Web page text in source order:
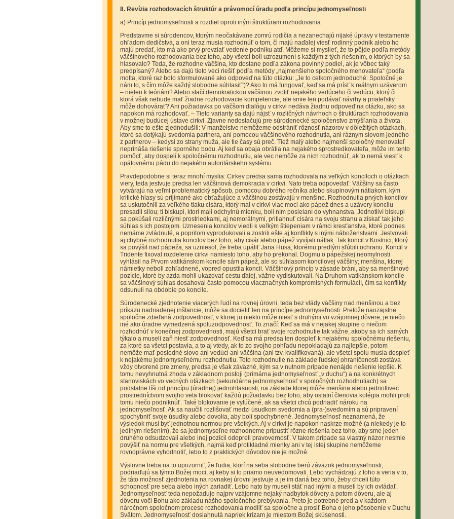
8. Revízia rozhodovacích štruktúr a právomocí úradu podľa princípu jednomyseľnosti
a) Princíp jednomyseľnosti a rozdiel oproti iným štruktúram rozhodovania
Predstavme si súrodencov, ktorým neočakávane zomrú rodičia a nezanechajú nijaké úpravy v testamente
ohľadom dedičstva, a oni teraz musia rozhodnúť o tom, či majú naďalej viesť rodinný podnik alebo ho
majú predať, kto má ako prvý prevziať vedenie podniku atď. Môžeme si myslieť, že to pôjde podľa metódy
väčšinového rozhodovania bez toho, aby všetci boli uzrozumení s každým z tých riešením, o ktorých by sa
hlasovalo? Teda, že rozhodne väčšina, kto dostane podľa zákona povinný podiel, ak je vôbec taký
predpísaný? Alebo sa dajú tieto veci riešiť podľa metódy „najmenšieho spoločného menovateľa“ (podľa
motta, ktoré raz bolo sformulované ako odpoveď na túto otázku: „Je to celkom jednoduché: Spoločné je
nám to, s čím môže každý slobodne súhlasiť“)? Ako to má fungovať, keď sa má prísť k reálnym uzáverom
– nielen k teóriám? Alebo stačí demokratickou väčšinou zvoliť nejakého vedúceho či vedúcu, ktorý či
ktorá však nebude mať žiadne rozhodovacie kompetencie, ale smie len podávať návrhy a priateľsky
môže dohovárať? Ani požiadavka po väčšom dialógu v cirkvi nedáva žiadnu odpoveď na otázku, ako sa
napokon má rozhodovať. – Tieto varianty sa dajú nájsť v rozličných návrhoch o štruktúrach rozhodovania
v možnej budúcej ústave cirkvi. Zjavne nedostačujú pre súrodenecké spoločenstvo zmýšľania a života.
Aby sme to ešte zjednodušili: V manželstve nemôžeme odstrániť rôznosť názorov v dôležitých otázkach,
ktoré sa dotýkajú svedomia partnera, ani pomocou väčšinového rozhodnutia, ani ráznym slovom jedného
z partnerov – kedysi zo strany muža, ale tie časy sú preč. Tiež malý alebo najmenší spoločný menovateľ
neprináša riešenie sporného bodu. Aj keď sa obaja obrátia na nejakého sprostredkovateľa, môže im tento
pomôcť, aby dospelí k spoločnému rozhodnutiu, ale vec nemôže za nich rozhodnúť, ak to nemá viesť k
opätovnému pádu do nejakého autoritárskeho systému.
Pravdepodobne si teraz mnohí myslia: Cirkev predsa sama rozhodovala na veľkých konciloch o otázkach
viery, teda jestvuje predsa len väčšinová demokracia v cirkvi. Nato treba odpovedať: Väčšiny sa často
vytvárajú na veľmi problematický spôsob, pomocou dobrého rečníka alebo skupinovým nátlakom, kým
kritické hlasy sú prijímané ako obťažujúce a väčšinou zostávajú v menšine. Rozhodnutia prvých koncilov
sa uskutočnili za veľkého tlaku cisára, ktorý mal v cirkvi viac moci ako pápež dnes a uzávery koncilu
presadil silou; tí biskupi, ktorí mali odchylnú mienku, boli ním posielaní do vyhnanstva. Jednotliví biskupi
sa pokúšali rozličnými prostriedkami, aj nemorálnymi, pritiahnuť cisára na svoju stranu a získať tak jeho
súhlas s ich postojom. Uznesenia koncilov viedli k veľkým štiepeniam v rámci kresťanstva, ktoré podnes
nemáme zvládnuté, a popritom vyprodukovali a zostrili ešte aj konflikty s inými náboženstvami. Jestvovali
aj chybné rozhodnutia koncilov bez toho, aby cisár alebo pápež vyvíjali nátlak. Tak koncil v Kostnici, ktorý
sa povýšil nad pápeža, sa uzniesol, že treba upáliť Jana Husa, ktorému predtým sľúbili ochranu. Koncil v
Tridente fixoval rozdelenie cirkvi namiesto toho, aby ho prekonal. Dogmu o pápežskej neomylnosti
vyhlásil na Prvom vatikánskom koncile sám pápež, ale so súhlasom koncilovej väčšiny; menšina, ktorej
námietky neboli zohľadnené, vopred opustila koncil. Väčšinový princíp v zásade bráni, aby sa menšinové
pozície, ktoré by azda mohli ukazovať cestu ďalej, vážne vydiskutovali. Na Druhom vatikánskom koncile
sa väčšinový súhlas dosahoval často pomocou viacznačných kompromisných formulácií, čím sa konflikty
odsunuli na obdobie po koncile.
Súrodenecké zjednotenie viacerých ľudí na rovnej úrovni, teda bez vlády väčšiny nad menšinou a bez
príkazu nadriadenej inštancie, môže sa docieliť len na princípe jednomyseľnosti. Pretože naozajstne
spoločne zdieľaná zodpovednosť, v ktorej ju niekto môže niesť s druhými vo vzájomnej dôvere, je niečo
iné ako úradne vymedzená spoluzodpovednosť. To značí: Keď sa má v nejakej skupine o niečom
rozhodnúť v konečnej zodpovednosti, majú všetci brať svoje rozhodnutie tak vážne, akoby sa ich samých
týkalo a museli zaň niesť zodpovednosť. Keď sa má predsa len dospieť k nejakému spoločnému riešeniu,
za ktoré sa všetci postavia, a to aj vtedy, ak to zo svojho pohľadu nepokladajú za najlepšie, potom
nemôže mať posledné slovo ani vedúci ani väčšina (ani tzv. kvalifikovaná), ale všetci spolu musia dospieť
k nejakému jednomyseľnému rozhodnutiu. Toto rozhodnutie na základe ľudskej ohraničenosti zostáva
vždy otvorené pre zmeny, predsa je však záväzné, kým sa v nutnom prípade nenájde riešenie lepšie. K
tomu nevyhnutná zhoda v základnom postoji (primárna jednomyseľnosť „v duchu“) a na konkrétnych
stanoviskách vo vecných otázkach (sekundárna jednomyseľnosť v spoločných rozhodnutiach) sa
podstatne líši od princípu (úradnej) jednohlasnosti, na základe ktorej môže menšina alebo jednotlivec
prostredníctvom svojho veta blokovať každú požiadavku bez toho, aby ostatní členovia kolégia mohli proti
tomu niečo podniknúť. Také blokovanie je vylúčené, ak sa všetci chcú podriadiť nároku na
jednomyseľnosť. Ak sa naučili rozlišovať medzi úsudkom svedomia a (pra-)svedomím a sú pripravení
spochybniť svoje úsudky alebo dovolia, aby boli spochybnené. Jednomyseľnosť neznamená, že
výsledok musí byť jednotnou normou pre všetkých. Aj v cirkvi je napokon naskrze možné (a niekedy je to
jediným riešením), že sa jednomyseľne rozhodneme pripustiť rôzne riešenia bez toho, aby sme jeden
druhého odsudzovali alebo inej pozícii odopreli pravovernosť. V takom prípade sa vlastný názor nesmie
povýšiť na normu pre všetkých, najmä keď protikladné mienky ani v tej istej skupine nemôžeme
rovnoprávne vyhodnotiť, lebo to z praktických dôvodov nie je možné.
Výslovne treba na to upozorniť, že ľudia, ktorí na seba slobodne berú záväzok jednomyseľnosti,
podriaďujú sa týmto Božej moci, aj keby si to priamo neuvedomovali. Lebo vychádzajú z toho a veria v to,
že táto možnosť zjednotenia na rovnakej úrovni jestvuje a je im daná bez toho, žeby chceli túto
schopnosť pre seba alebo iných zariadiť. Lebo nato by museli stáť nad inými a museli by ich ovládať.
Jednomyseľnosť teda nepožaduje najprv vzájomne nejaký nadbytok dôvery a potom dôveru, ale aj
dôveru voči Bohu ako základu nášho spoločného prebývania. Preto je potrebné pred a v každom
náročnom spoločnom procese rozhodovania modliť sa spoločne a prosiť Boha o jeho pôsobenie v Duchu
Svätom. Jednomyseľnosť dosiahnutá napriek krízam je miestom Božej skúsenosti.